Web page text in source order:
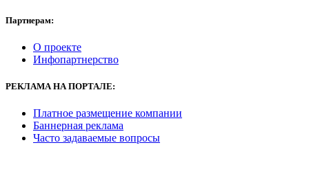
Партнерам:
О проекте
Инфопартнерство
РЕКЛАМАНА ПОРТАЛЕ:
Платное размещение компании
Баннерная реклама
Часто задаваемые вопросы